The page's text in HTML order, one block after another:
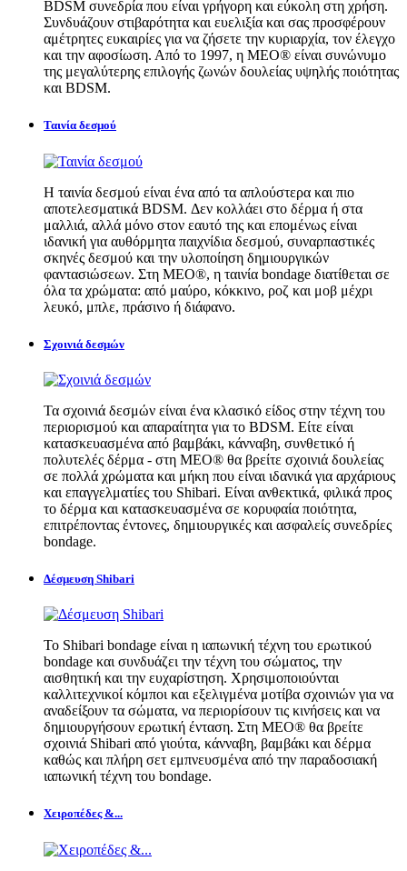
BDSM συνεδρία που είναι γρήγορη και εύκολη στη χρήση.
Συνδυάζουν στιβαρότητα και ευελιξία και σας προσφέρουν
αμέτρητες ευκαιρίες για να ζήσετε την κυριαρχία, τον έλεγχο
και την αφοσίωση. Από το 1997, η MEO® είναι συνώνυμο
της μεγαλύτερης επιλογής ζωνών δουλείας υψηλής ποιότητας
και BDSM.
Ταινία δεσμού
Η ταινία δεσμού είναι ένα από τα απλούστερα και πιο
αποτελεσματικά BDSM. Δεν κολλάει στο δέρμα ή στα
μαλλιά, αλλά μόνο στον εαυτό της και επομένως είναι
ιδανική για αυθόρμητα παιχνίδια δεσμού, συναρπαστικές
σκηνές δεσμού και την υλοποίηση δημιουργικών
φαντασιώσεων. Στη MEO®, η ταινία bondage διατίθεται σε
όλα τα χρώματα: από μαύρο, κόκκινο, ροζ και μοβ μέχρι
λευκό, μπλε, πράσινο ή διάφανο.
Σχοινιά δεσμών
Τα σχοινιά δεσμών είναι ένα κλασικό είδος στην τέχνη του
περιορισμού και απαραίτητα για το BDSM. Είτε είναι
κατασκευασμένα από βαμβάκι, κάνναβη, συνθετικό ή
πολυτελές δέρμα - στη MEO® θα βρείτε σχοινιά δουλείας
σε πολλά χρώματα και μήκη που είναι ιδανικά για αρχάριους
και επαγγελματίες του Shibari. Είναι ανθεκτικά, φιλικά προς
το δέρμα και κατασκευασμένα σε κορυφαία ποιότητα,
επιτρέποντας έντονες, δημιουργικές και ασφαλείς συνεδρίες
bondage.
Δέσμευση Shibari
Το Shibari bondage είναι η ιαπωνική τέχνη του ερωτικού
bondage και συνδυάζει την τέχνη του σώματος, την
αισθητική και την ευχαρίστηση. Χρησιμοποιούνται
καλλιτεχνικοί κόμποι και εξελιγμένα μοτίβα σχοινιών για να
αναδείξουν τα σώματα, να περιορίσουν τις κινήσεις και να
δημιουργήσουν ερωτική ένταση. Στη MEO® θα βρείτε
σχοινιά Shibari από γιούτα, κάνναβη, βαμβάκι και δέρμα
καθώς και πλήρη σετ εμπνευσμένα από την παραδοσιακή
ιαπωνική τέχνη του bondage.
Χειροπέδες &...